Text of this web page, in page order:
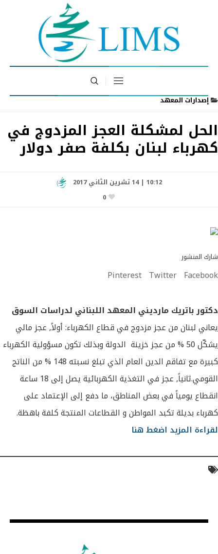
إصدارات المعهد
الحل لمشكلة العجز المزدوج في
كهرباء لبنان بكلفة صفر دولار
10:12 | 14 تشرين الثاني 2017
0
شارك المنشور
Facebook
Twitter
Pinterest
دكتور باتريك مارديني المعهد اللبناني لدراسات السوق
يعاني لبنان من عجز مزدوج في قطاع الكهرباء: أولاً, عجز مالي
يشكّل 50 % من عجز خزينة الدولة وبذلك تكون مسؤولية الكهرباء
كبيرة مع تفاقم الدين العام الذي تبلغ نسبته 148 % من الناتج
القومي.ثانياً, عجز في التغذية الكهربائية يصل إلى 18 ساعة
انقطاع يومياً في بعض المناطق، ما دفع إلى الإعتماد على
كهرباء بديلة تكبد المواطن و القطاعات المنتجة كلفة باهظة.
لقراءة المزيد اضغط هنا